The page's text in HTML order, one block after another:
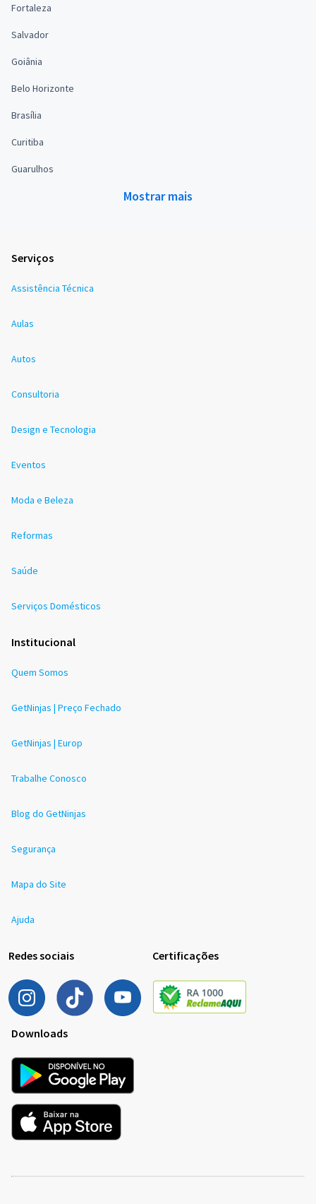
Fortaleza
Salvador
Goiânia
Belo Horizonte
Brasília
Curitiba
Guarulhos
Mostrar mais
Serviços
Assistência Técnica
Aulas
Autos
Consultoria
Design e Tecnologia
Eventos
Moda e Beleza
Reformas
Saúde
Serviços Domésticos
Institucional
Quem Somos
GetNinjas | Preço Fechado
GetNinjas | Europ
Trabalhe Conosco
Blog do GetNinjas
Segurança
Mapa do Site
Ajuda
Redes sociais Certificações
Downloads